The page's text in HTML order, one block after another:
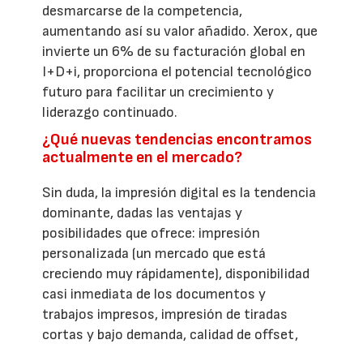
desmarcarse de la competencia,
aumentando así su valor añadido. Xerox, que
invierte un 6% de su facturación global en
I+D+i, proporciona el potencial tecnológico
futuro para facilitar un crecimiento y
liderazgo continuado.
¿Qué nuevas tendencias encontramos
actualmente en el mercado?
Sin duda, la impresión digital es la tendencia
dominante, dadas las ventajas y
posibilidades que ofrece: impresión
personalizada (un mercado que está
creciendo muy rápidamente), disponibilidad
casi inmediata de los documentos y
trabajos impresos, impresión de tiradas
cortas y bajo demanda, calidad de offset,